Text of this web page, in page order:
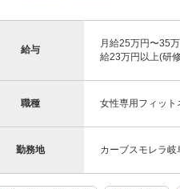
給与
月給25万円〜35
給23万円以上(研
職種 女性専用フィット
勤務地 カーブスモレラ岐